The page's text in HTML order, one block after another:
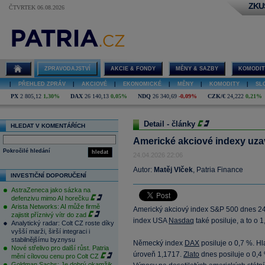
ČTVRTEK 06.08.2026
ZPRAVODAJSTVÍ AKCIE & FONDY MĚNY & SAZBY
PŘEHLED ZPRÁV AKCIOVÉ EKONOMICKÉ MĚNY KOMODITY
PX 2 805,12 1,30% DAX 26 140,13 0,05% NDQ 26 340,69 -0,09% CZK/€ 24,222 0,21%
HLEDAT V KOMENTÁŘÍCH
hledat
Pokročilé hledání
INVESTIČNÍ DOPORUČENÍ
AstraZeneca jako sázka na
defenzivu mimo AI horečku
Arista Networks: AI může firmě
zajistit příznivý vítr do zad
Analytický radar: Colt CZ roste díky
vyšší marži, širší integraci i
stabilnějšímu byznysu
Nové střelivo pro další růst. Patria
mění cílovou cenu pro Colt CZ
Detail - články
Americké akciové indexy
24.04.2026 22:06
Autor: Matěj Vlček, Patria Finance
Americký akciový index S&P 500 dnes
index USA Nasdaq také posiluje, a to o
Německý index DAX posiluje o 0,7 %.
úroveň 1,1717. Zlato dnes posiluje o